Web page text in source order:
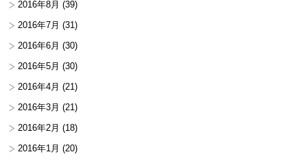
2016年8月 (39)
2016年7月 (31)
2016年6月 (30)
2016年5月 (30)
2016年4月 (21)
2016年3月 (21)
2016年2月 (18)
2016年1月 (20)